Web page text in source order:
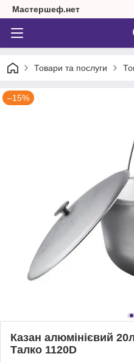
Мастершеф.нет
Товари та послуги
–15%
Казан алюмінієвий
Талко 1120D